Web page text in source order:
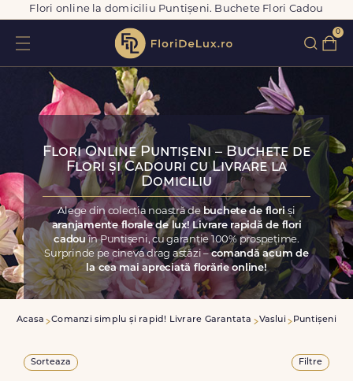
Flori online la domiciliu Puntișeni. Buchete Flori Cadou
0
Flori Online Puntișeni – Buchete de
Flori și Cadouri cu Livrare la
Domiciliu
Alege din colecția noastră de buchete de floriși
aranjamente florale de lux! Livrare rapidă de flori
cadouîn Puntișeni, cu garanție 100% prospețime.
Surprinde pe cineva drag astăzi –comandă acum de
la cea mai apreciată florărie online!
Acasa Comanzi simplu și rapid! Livrare Garantata Vaslui Puntișeni
Sorteaza Filtre